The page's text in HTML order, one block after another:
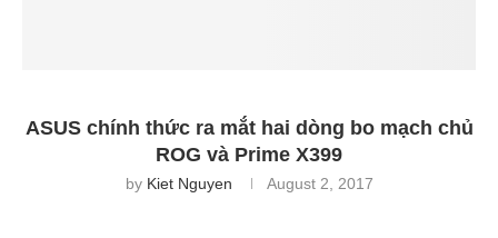
ASUS chính thức ra mắt hai dòng bo mạch chủ
ROG và Prime X399
by Kiet Nguyen August 2, 2017